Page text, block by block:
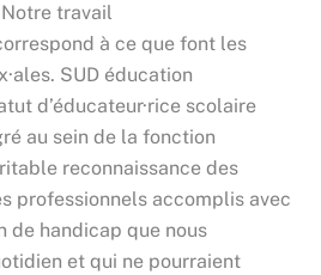
travail
à ce que font les
SUD éducation
d’éducateur·rice scolaire
au sein de la fonction
reconnaissance des
professionnels accomplis avec
de handicap que nous
et qui ne pourraient